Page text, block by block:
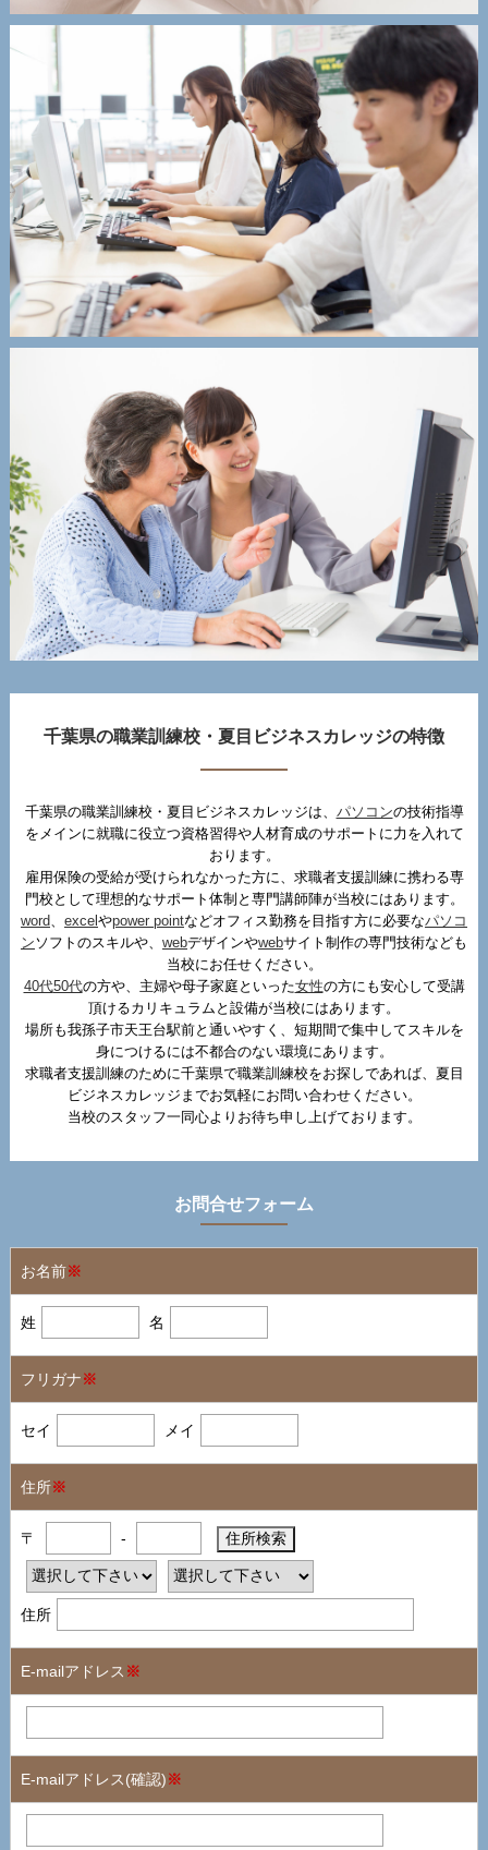
千葉県の職業訓練校・夏目ビジネスカレッジの特徴
千葉県の職業訓練校・夏目ビジネスカレッジは、 パソコンの技術指導
をメインに就職に役立つ資格習得や人材育成のサポートに力を入れて
おります。
雇用保険の受給が受けられなかった方に、求職者支援訓練に携わる専
門校として理想的なサポート体制と専門講師陣が当校にはあります。
word
excel やpower pointなどオフィス勤務を目指す方に必要なパソコ
ン ソフトのスキルや、 webデザインやwebサイト制作の専門技術なども
当校にお任せください。
40代50代の方や、主婦や母子家庭といった女性の方にも安心して受講
頂けるカリキュラムと設備が当校にはあります。
場所も我孫子市天王台駅前と通いやすく、短期間で集中してスキルを
身につけるには不都合のない環境にあります。
求職者支援訓練のために千葉県で職業訓練校をお探しであれば、夏目
ビジネスカレッジまでお気軽にお問い合わせください。
当校のスタッフ一同心よりお待ち申し上げております。
お問合せフォーム
お名前※
姓 名
フリガナ※
セイ メイ
住所※
〒 -
住所
E-mailアドレス ※
E-mailアドレス(確認)※